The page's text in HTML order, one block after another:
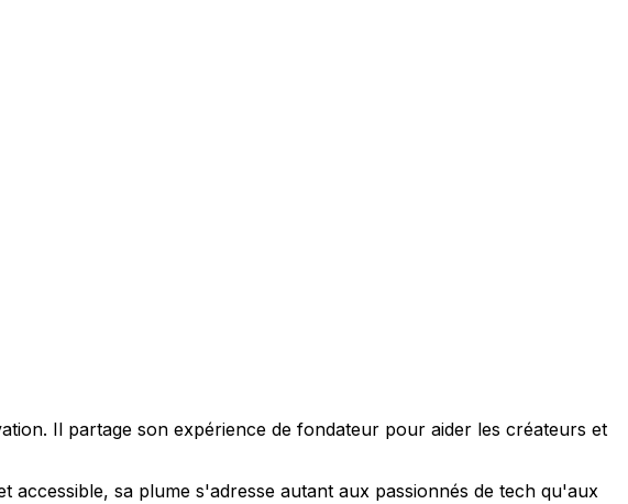
Il partage son expérience de fondateur pour aider les créateurs et
sa plume s'adresse autant aux passionnés de tech qu'aux